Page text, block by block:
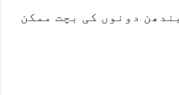
دونوں کی بچت ممکن